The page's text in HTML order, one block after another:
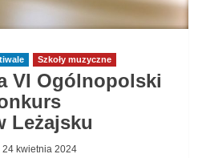
Szkoły muzyczne
VI Ogólnopolski
Leżajsku
24 kwietnia 2024